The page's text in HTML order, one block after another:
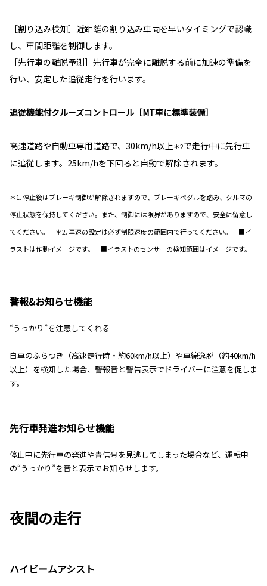
［割り込み検知］近距離の割り込み車両を早いタイミングで認識
し、車間距離を制御します。
［先行車の離脱予測］先行車が完全に離脱する前に加速の準備を
行い、安定した追従走行を行います。
追従機能付クルーズコントロール［MT車に標準装備］
高速道路や自動車専用道路で、30km/h以上＊2で走行中に先行車
に追従します。25km/hを下回ると自動で解除されます。
＊1. 停止後はブレーキ制御が解除されますので、ブレーキペダルを踏み、クルマの
停止状態を保持してください。また、制御には限界がありますので、安全に留意し
てください。 ＊2. 車速の設定は必ず制限速度の範囲内で行ってください。 ■イ
ラストは作動イメージです。 ■イラストのセンサーの検知範囲はイメージです。
警報&お知らせ機能
“うっかり”を注意してくれる
自車のふらつき（高速走行時・約60km/h以上）や車線逸脱（約40km/h
以上）を検知した場合、警報音と警告表示でドライバーに注意を促しま
す。
先行車発進お知らせ機能
停止中に先行車の発進や青信号を見逃してしまった場合など、運転中
の“うっかり”を音と表示でお知らせします。
夜間の走行
ハイビームアシスト